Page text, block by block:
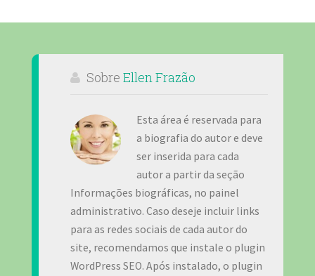
Sobre Ellen Frazão
Esta área é reservada para
a biografia do autor e deve
ser inserida para cada
autor a partir da seção
Informações biográficas, no painel
administrativo. Caso deseje incluir links
para as redes sociais de cada autor do
site, recomendamos que instale o plugin
WordPress SEO. Após instalado, o plugin